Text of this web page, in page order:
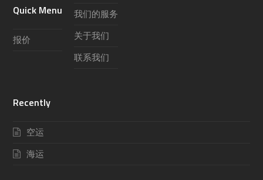
Quick Menu
报价
我们的服务
关于我们
联系我们
Recently
空运
海运